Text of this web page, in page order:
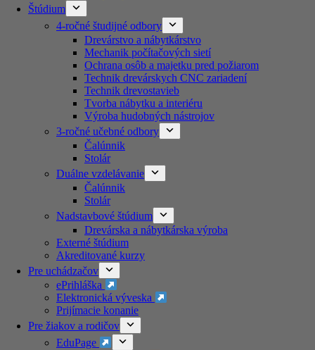
Štúdium
4-ročné študijné odbory
Drevárstvo a nábytkárstvo
Mechanik počítačových sietí
Ochrana osôb a majetku pred požiarom
Technik drevárskych CNC zariadení
Technik drevostavieb
Tvorba nábytku a interiéru
Výroba hudobných nástrojov
3-ročné učebné odbory
Čalúnnik
Stolár
Duálne vzdelávanie
Čalúnnik
Stolár
Nadstavbové štúdium
Drevárska a nábytkárska výroba
Externé štúdium
Akreditované kurzy​
Pre uchádzačov
ePrihláška
Elektronická výveska
Prijímacie konanie
Pre žiakov a rodičov
EduPage